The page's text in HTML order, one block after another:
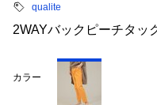
qualite
2WAYバックピーチタッ
カラー